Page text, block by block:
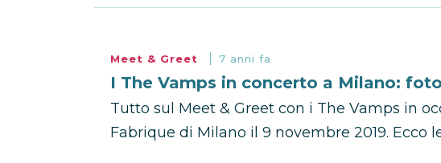
Meet & Greet 7 anni fa
I The Vamps in concerto a Milano:
Tutto sul Meet & Greet con i The Vamps in
Fabrique di Milano il 9 novembre 2019. Ecco